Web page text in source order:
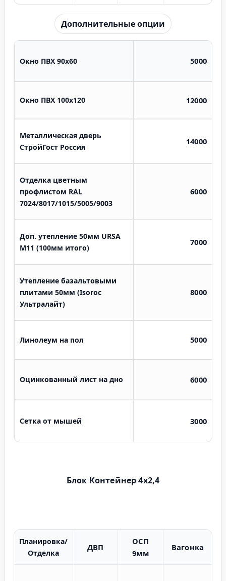
Дополнительные опции
Окно ПВХ 90х60 5000
Окно ПВХ 100х120 12000
Металлическая дверь
СтройГост Россия
14000
Отделка цветным
профлистом RAL
7024/8017/1015/5005/9003
6000
Доп. утепление 50мм URSA
M11 (100мм итого)
7000
Утепление базальтовыми
плитами 50мм (Isoroc
Ультралайт)
8000
Линолеум на пол 5000
Оцинкованный лист на дно 6000
Сетка от мышей 3000
Блок Контейнер 4х2,4
Планировка/
Отделка
ДВП
ОСП
9мм
Вагонка